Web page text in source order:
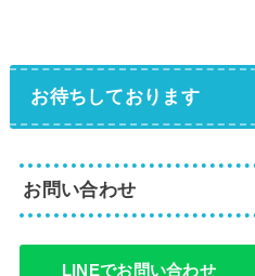
お待ちしております
お問い合わせ
LINEでお問い合わせ